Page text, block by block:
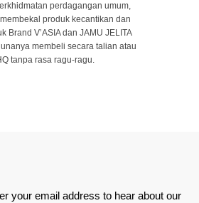
perdagangan umum,
produk kecantikan dan
Brand V’ASIA dan JAMU JELITA
membeli secara talian atau
tanpa rasa ragu-ragu.
your email address to hear about our